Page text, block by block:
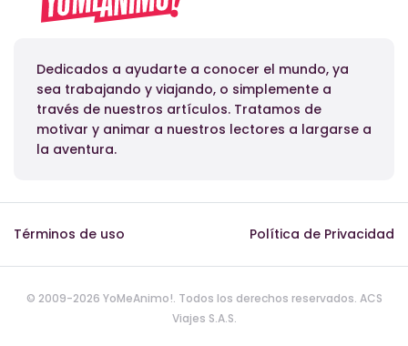
Dedicados a ayudarte a conocer el mundo, ya
sea trabajando y viajando, o simplemente a
través de nuestros artículos. Tratamos de
motivar y animar a nuestros lectores a largarse a
la aventura.
Términos de uso Política de Privacidad
© 2009-2026 YoMeAnimo!. Todos los derechos reservados. ACS
Viajes S.A.S.